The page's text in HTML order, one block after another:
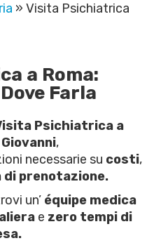
» Visita Psichiatrica
a Roma:
Farla
Psichiatrica a
,
necessarie su costi,
di prenotazione.
un’ équipe medica
e zero tempi di